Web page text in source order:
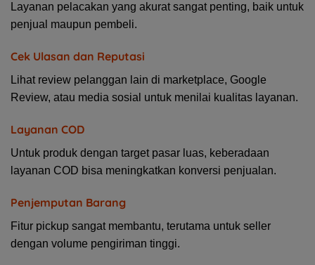
Layanan pelacakan yang akurat sangat penting, baik untuk
penjual maupun pembeli.
Cek Ulasan dan Reputasi
Lihat review pelanggan lain di marketplace, Google
Review, atau media sosial untuk menilai kualitas layanan.
Layanan COD
Untuk produk dengan target pasar luas, keberadaan
layanan COD bisa meningkatkan konversi penjualan.
Penjemputan Barang
Fitur pickup sangat membantu, terutama untuk seller
dengan volume pengiriman tinggi.